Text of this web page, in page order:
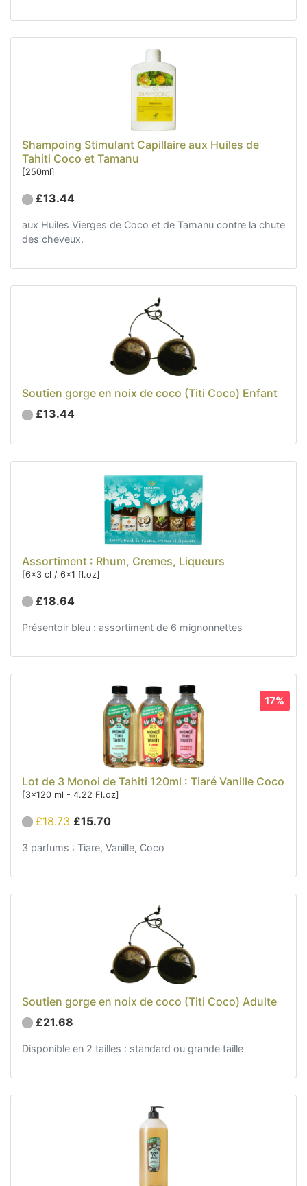
Shampoing Stimulant Capillaire aux Huiles de
Tahiti Coco et Tamanu
[250ml]
£13.44
aux Huiles Vierges de Coco et de Tamanu contre la chute
des cheveux.
Soutien gorge en noix de coco (Titi Coco) Enfant
£13.44
Assortiment : Rhum, Cremes, Liqueurs
[6x3 cl / 6x1 fl.oz]
£18.64
Présentoir bleu : assortiment de 6 mignonnettes
17%
Lot de 3 Monoi de Tahiti 120ml : Tiaré Vanille Coco
[3x120 ml - 4.22 Fl.oz]
£18.73£15.70
3 parfums : Tiare, Vanille, Coco
Soutien gorge en noix de coco (Titi Coco) Adulte
£21.68
Disponible en 2 tailles : standard ou grande taille